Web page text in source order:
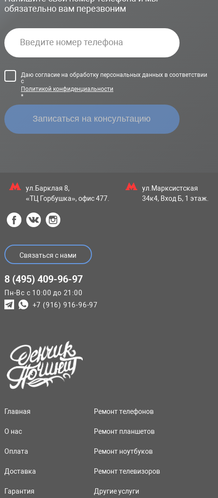
обязательно вам перезвоним
Даю согласие на обработку персональных данных в соответствии
с
Политикой конфиденциальности
*
ул.Барклая 8,
«ТЦ Горбушка», офис 477.
ул.Марксистская
34к4, Вход Б, 1 этаж.
Связаться с нами
8 (495) 409-96-97
Пн-Вс с 10:00 до 21:00
+7 (916) 916-96-97
Главная
О нас
Оплата
Доставка
Гарантия
Ремонт телефонов
Ремонт планшетов
Ремонт ноутбуков
Ремонт телевизоров
Другие услуги